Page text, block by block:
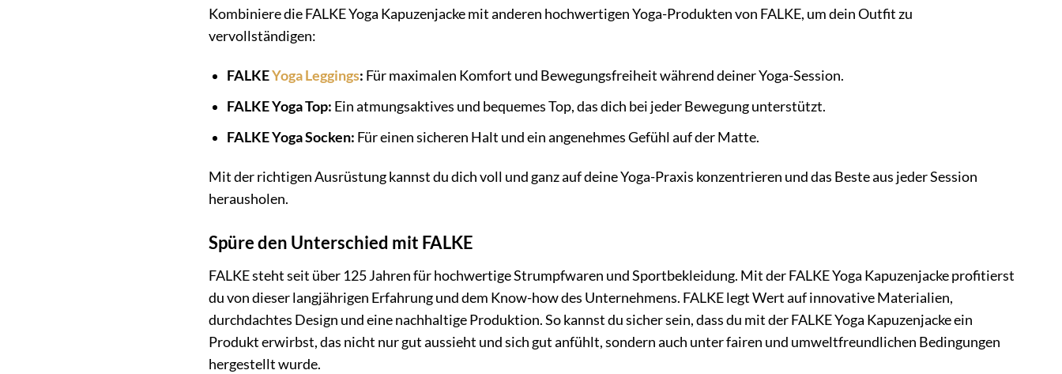
Kombiniere die FALKE Yoga Kapuzenjacke mit anderen hochwertigen Yoga-Produkten von FALKE, um dein Outfit zu
vervollständigen:
FALKEYoga Leggings: Für maximalen Komfort und Bewegungsfreiheit während deiner Yoga-Session.
FALKE Yoga Top: Ein atmungsaktives und bequemes Top, das dich bei jeder Bewegung unterstützt.
FALKE Yoga Socken: Für einen sicheren Halt und ein angenehmes Gefühl auf der Matte.
Mit der richtigen Ausrüstung kannst du dich voll und ganz auf deine Yoga-Praxis konzentrieren und das Beste aus jeder Session
herausholen.
Spüre den Unterschied mit FALKE
FALKE steht seit über 125 Jahren für hochwertige Strumpfwaren und Sportbekleidung. Mit der FALKE Yoga Kapuzenjacke profitierst
du von dieser langjährigen Erfahrung und dem Know-how des Unternehmens. FALKE legt Wert auf innovative Materialien,
durchdachtes Design und eine nachhaltige Produktion. So kannst du sicher sein, dass du mit der FALKE Yoga Kapuzenjacke ein
Produkt erwirbst, das nicht nur gut aussieht und sich gut anfühlt, sondern auch unter fairen und umweltfreundlichen Bedingungen
hergestellt wurde.